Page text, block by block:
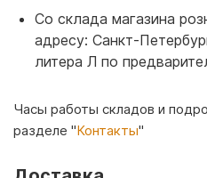
Со склада магазина
адресу: Санкт-
литера Л по
Часы работы складов и
разделе "Контакты"